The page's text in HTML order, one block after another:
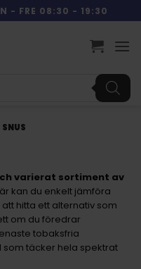
- FRE 08:30 - 19:30
SNUS
varierat sortiment av
kan du enkelt jämföra
hitta ett alternativ som
om du föredrar
tobaksfria
täcker hela spektrat